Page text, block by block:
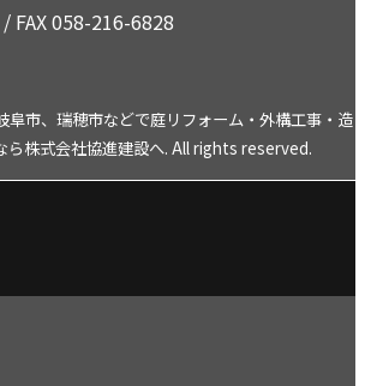
FAX 058-216-6828
市、瑞穂市などで庭リフォーム・外構工事・造
ら株式会社協進建設へ. All rights reserved.